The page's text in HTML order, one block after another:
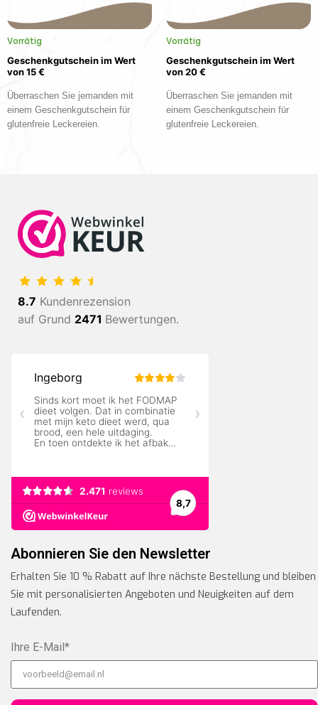
Vorrätig
Geschenkgutschein im Wert
von 15 €
Überraschen Sie jemanden mit
einem Geschenkgutschein für
glutenfreie Leckereien.
Vorrätig
Geschenkgutschein im Wert
von 20 €
Überraschen Sie jemanden mit
einem Geschenkgutschein für
glutenfreie Leckereien.
8.7 Kundenrezension
auf Grund 2471 Bewertungen.
Abonnieren Sie den Newsletter
Erhalten Sie 10 % Rabatt auf Ihre nächste Bestellung und bleiben
Sie mit personalisierten Angeboten und Neuigkeiten auf dem
Laufenden.
Ihre E-Mail*